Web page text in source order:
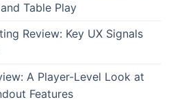
Table Play
Review: Key UX Signals
A Player-Level Look at
Features